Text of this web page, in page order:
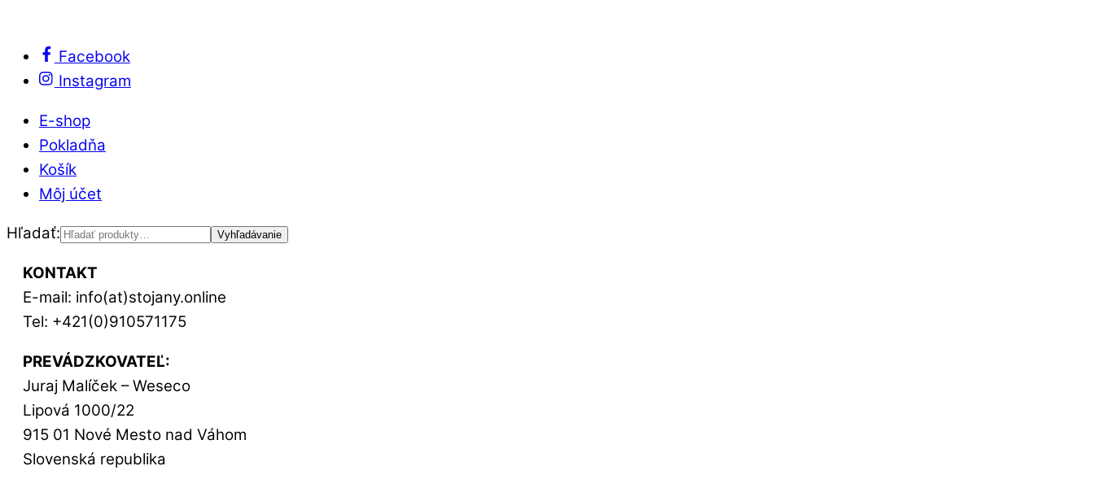
Facebook
Instagram
E-shop
Pokladňa
Košík
Môj účet
Hľadať: Vyhľadávanie
KONTAKT
E-mail: info(at)stojany.online
Tel: +421(0)910571175
PREVÁDZKOVATEĽ:
Juraj Malíček – Weseco
Lipová 1000/22
915 01 Nové Mesto nad Váhom
Slovenská republika